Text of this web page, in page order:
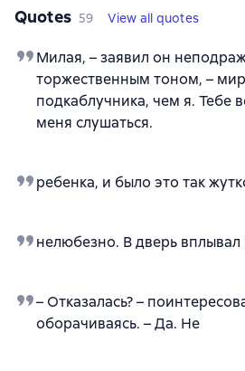
Quotes 59 View all quotes
Милая, – заявил он
торжественным тоном, –
подкаблучника, чем я. Тебе
меня слушаться.
ребенка, и было это так
нелюбезно. В дверь
– Отказалась? –
оборачиваясь. – Да. Не